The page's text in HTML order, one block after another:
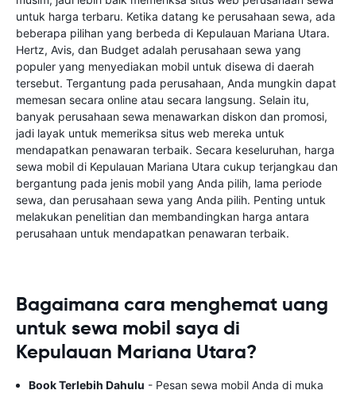
untuk harga terbaru. Ketika datang ke perusahaan sewa, ada
beberapa pilihan yang berbeda di Kepulauan Mariana Utara.
Hertz, Avis, dan Budget adalah perusahaan sewa yang
populer yang menyediakan mobil untuk disewa di daerah
tersebut. Tergantung pada perusahaan, Anda mungkin dapat
memesan secara online atau secara langsung. Selain itu,
banyak perusahaan sewa menawarkan diskon dan promosi,
jadi layak untuk memeriksa situs web mereka untuk
mendapatkan penawaran terbaik. Secara keseluruhan, harga
sewa mobil di Kepulauan Mariana Utara cukup terjangkau dan
bergantung pada jenis mobil yang Anda pilih, lama periode
sewa, dan perusahaan sewa yang Anda pilih. Penting untuk
melakukan penelitian dan membandingkan harga antara
perusahaan untuk mendapatkan penawaran terbaik.
Bagaimana cara menghemat uang
untuk sewa mobil saya di
Kepulauan Mariana Utara?
Book Terlebih Dahulu - Pesan sewa mobil Anda di muka